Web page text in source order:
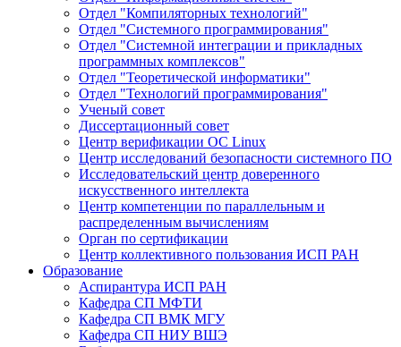
Отдел "Компиляторных технологий"
Отдел "Системного программирования"
Отдел "Системной интеграции и прикладных
программных комплексов"
Отдел "Теоретической информатики"
Отдел "Технологий программирования"
Ученый совет
Диссертационный совет
Центр верификации ОС Linux
Центр исследований безопасности системного ПО
Исследовательский центр доверенного
искусственного интеллекта
Центр компетенции по параллельным и
распределенным вычислениям
Орган по сертификации
Центр коллективного пользования ИСП РАН
Образование
Аспирантура ИСП РАН
Кафедра СП МФТИ
Кафедра СП ВМК МГУ
Кафедра СП НИУ ВШЭ